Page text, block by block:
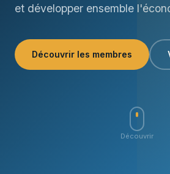
et développer ensemble
Découvrir les membres
Découvrir